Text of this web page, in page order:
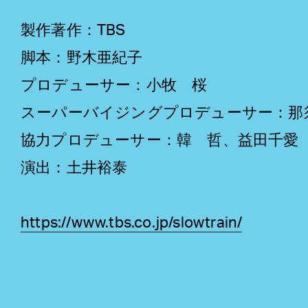
製作著作：TBS
脚本：野木亜紀子
プロデューサー：小牧 桜
スーパーバイジングプロデューサー：
協力プロデューサー：韓 哲、益田千愛
演出：土井裕泰
https://www.tbs.co.jp/slowtrain/